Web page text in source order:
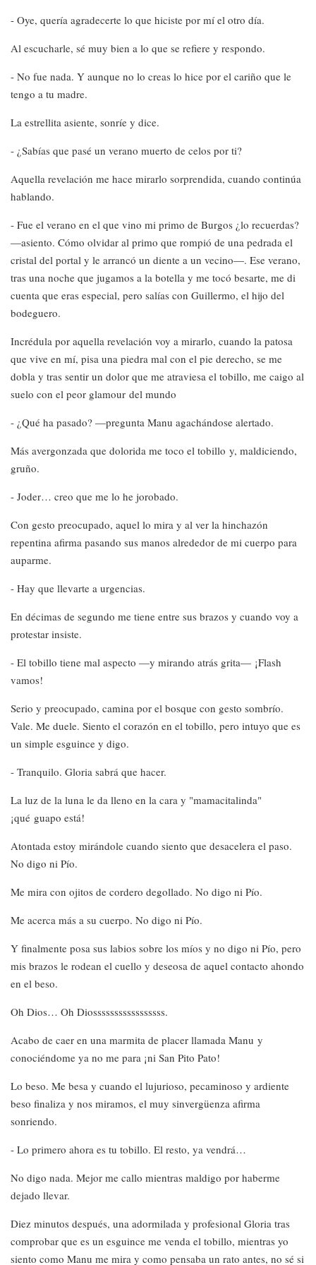
- Oye, quería agradecerte lo que hiciste por mí el otro día.
Al escucharle, sé muy bien a lo que se refiere y respondo.
- No fue nada. Y aunque no lo creas lo hice por el cariño que le
tengo a tu madre.
La estrellita asiente, sonríe y dice.
- ¿Sabías que pasé un verano muerto de celos por ti?
Aquella revelación me hace mirarlo sorprendida, cuando continúa
hablando.
- Fue el verano en el que vino mi primo de Burgos ¿lo recuerdas?
—asiento. Cómo olvidar al primo que rompió de una pedrada el
cristal del portal y le arrancó un diente a un vecino—. Ese verano,
tras una noche que jugamos a la botella y me tocó besarte, me di
cuenta que eras especial, pero salías con Guillermo, el hijo del
bodeguero.
Incrédula por aquella revelación voy a mirarlo, cuando la patosa
que vive en mí, pisa una piedra mal con el pie derecho, se me
dobla y tras sentir un dolor que me atraviesa el tobillo, me caigo al
suelo con el peor glamour del mundo
- ¿Qué ha pasado? —pregunta Manu agachándose alertado.
Más avergonzada que dolorida me toco el tobillo y, maldiciendo,
gruño.
- Joder… creo que me lo he jorobado.
Con gesto preocupado, aquel lo mira y al ver la hinchazón
repentina afirma pasando sus manos alrededor de mi cuerpo para
auparme.
- Hay que llevarte a urgencias.
En décimas de segundo me tiene entre sus brazos y cuando voy a
protestar insiste.
- El tobillo tiene mal aspecto —y mirando atrás grita— ¡Flash
vamos!
Serio y preocupado, camina por el bosque con gesto sombrío.
Vale. Me duele. Siento el corazón en el tobillo, pero intuyo que es
un simple esguince y digo.
- Tranquilo. Gloria sabrá que hacer.
La luz de la luna le da lleno en la cara y "mamacitalinda"
¡qué guapo está!
Atontada estoy mirándole cuando siento que desacelera el paso.
No digo ni Pío.
Me mira con ojitos de cordero degollado. No digo ni Pío.
Me acerca más a su cuerpo. No digo ni Pío.
Y finalmente posa sus labios sobre los míos y no digo ni Pío, pero
mis brazos le rodean el cuello y deseosa de aquel contacto ahondo
en el beso.
Oh Dios… Oh Diosssssssssssssssss.
Acabo de caer en una marmita de placer llamada Manu y
conociéndome ya no me para ¡ni San Pito Pato!
Lo beso. Me besa y cuando el lujurioso, pecaminoso y ardiente
beso finaliza y nos miramos, el muy sinvergüenza afirma
sonriendo.
- Lo primero ahora es tu tobillo. El resto, ya vendrá…
No digo nada. Mejor me callo mientras maldigo por haberme
dejado llevar.
Diez minutos después, una adormilada y profesional Gloria tras
comprobar que es un esguince me venda el tobillo, mientras yo
siento como Manu me mira y como pensaba un rato antes, no sé si